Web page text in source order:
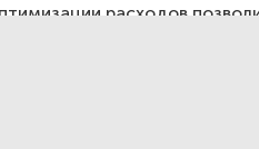
расходов